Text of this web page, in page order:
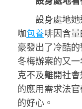
設身處地
咖包養啡因含
豪發出了冷酷
冬梅辦案的又
克不及離開社
的應用需求法
的好心。